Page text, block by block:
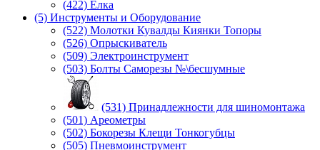
(422) Елка
(5) Инструменты и Оборудование
(522) Молотки Кувалды Киянки Топоры
(526) Опрыскиватель
(509) Электроинструмент
(503) Болты Саморезы №\бесшумные
(531) Принадлежности для шиномонтажа
(501) Ареометры
(502) Бокорезы Клещи Тонкогубцы
(505) Пневмоинструмент